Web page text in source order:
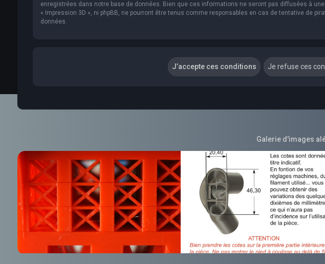
enregistrées dans notre base de données. Bien que ces informations ne seront pas diffusées à
« Impression 3D », ni phpBB, ne pourront être tenus comme responsables en cas de tentative de
données.
Galerie d'images